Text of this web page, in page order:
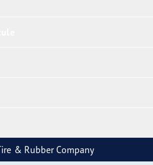
& Rubber Company